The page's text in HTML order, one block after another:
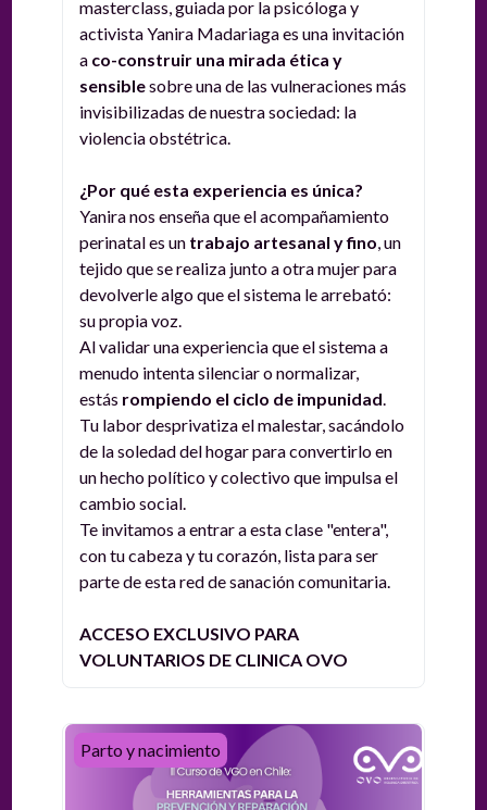
masterclass, guiada por la psicóloga y
activista Yanira Madariaga es una invitación
a co-construir una mirada ética y
sensiblesobre una de las vulneraciones más
invisibilizadas de nuestra sociedad: la
violencia obstétrica.
¿Por qué esta experiencia es única?
Yanira nos enseña que el acompañamiento
perinatal es un trabajo artesanal y fino, un
tejido que se realiza junto a otra mujer para
devolverle algo que el sistema le arrebató:
su propia voz.
Al validar una experiencia que el sistema a
menudo intenta silenciar o normalizar,
estás rompiendo el ciclo de impunidad.
Tu labor desprivatiza el malestar, sacándolo
de la soledad del hogar para convertirlo en
un hecho político y colectivo que impulsa el
cambio social.
Te invitamos a entrar a esta clase "entera",
con tu cabeza y tu corazón, lista para ser
parte de esta red de sanación comunitaria.
ACCESO EXCLUSIVO PARA
VOLUNTARIOS DE CLINICA OVO
2do Curso de Violencia Gíneco Obstétrica Mayo 2026
Parto y nacimiento